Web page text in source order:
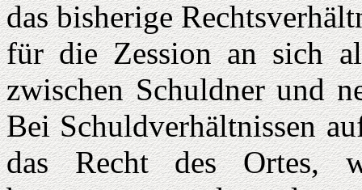
das bisherige
für die Zession an sich
zwischen Schuldner und
Bei Schuldverhältnissen
das Recht des Ortes,